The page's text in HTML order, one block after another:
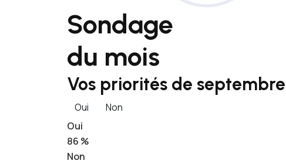
Sondage
du mois
Vos priorités de
Oui
Non
Oui
86 %
Non